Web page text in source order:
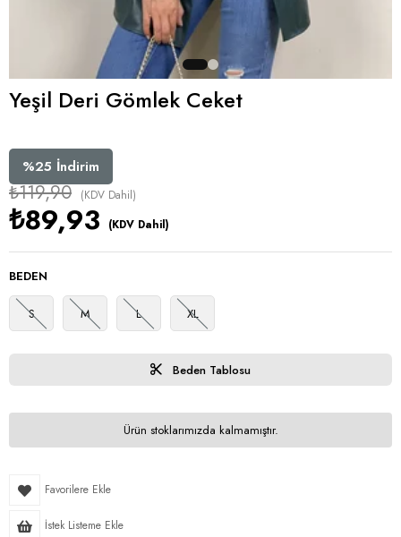
Yeşil Deri Gömlek Ceket
%25 İndirim
₺119,90 (KDV Dahil)
₺89,93 (KDV Dahil)
BEDEN
S M L XL
Beden Tablosu
Ürün stoklarımızda kalmamıştır.
Favorilere Ekle
İstek Listeme Ekle